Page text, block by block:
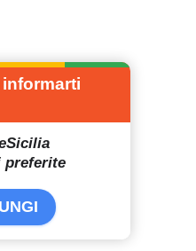
preferite